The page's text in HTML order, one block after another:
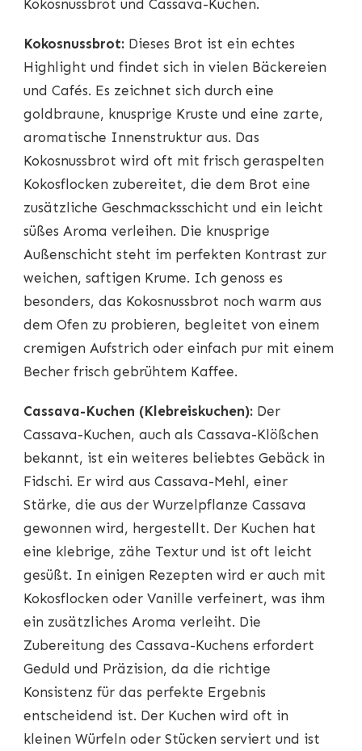
Kokosnussbrot und Cassava-Kuchen.
Kokosnussbrot: Dieses Brot ist ein echtes
Highlight und findet sich in vielen Bäckereien
und Cafés. Es zeichnet sich durch eine
goldbraune, knusprige Kruste und eine zarte,
aromatische Innenstruktur aus. Das
Kokosnussbrot wird oft mit frisch geraspelten
Kokosflocken zubereitet, die dem Brot eine
zusätzliche Geschmacksschicht und ein leicht
süßes Aroma verleihen. Die knusprige
Außenschicht steht im perfekten Kontrast zur
weichen, saftigen Krume. Ich genoss es
besonders, das Kokosnussbrot noch warm aus
dem Ofen zu probieren, begleitet von einem
cremigen Aufstrich oder einfach pur mit einem
Becher frisch gebrühtem Kaffee.
Cassava-Kuchen (Klebreiskuchen): Der
Cassava-Kuchen, auch als Cassava-Klößchen
bekannt, ist ein weiteres beliebtes Gebäck in
Fidschi. Er wird aus Cassava-Mehl, einer
Stärke, die aus der Wurzelpflanze Cassava
gewonnen wird, hergestellt. Der Kuchen hat
eine klebrige, zähe Textur und ist oft leicht
gesüßt. In einigen Rezepten wird er auch mit
Kokosflocken oder Vanille verfeinert, was ihm
ein zusätzliches Aroma verleiht. Die
Zubereitung des Cassava-Kuchens erfordert
Geduld und Präzision, da die richtige
Konsistenz für das perfekte Ergebnis
entscheidend ist. Der Kuchen wird oft in
kleinen Würfeln oder Stücken serviert und ist